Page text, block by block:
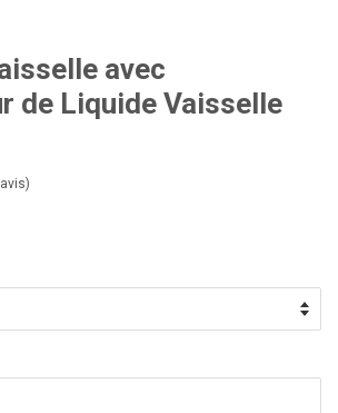
avec
de Liquide Vaisselle